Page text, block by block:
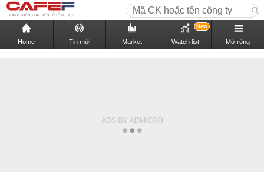
Home Tin mới Market Watch list
New
Mở rộng